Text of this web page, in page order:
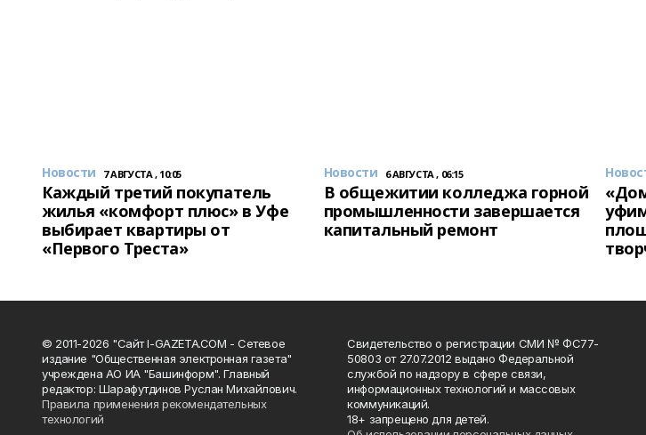
Новости 7 АВГУСТА , 10:05
Каждый третий покупатель
жилья «комфорт плюс» в Уфе
выбирает квартиры от
«Первого Треста»
Новости 6 АВГУСТА , 06:15
В общежитии колледжа горной
промышленности завершается
капитальный ремонт
© 2011-2026 "Сайт I-GAZETA.COM - Сетевое
издание "Общественная электронная газета"
учреждена АО ИА "Башинформ". Главный
редактор: Шарафутдинов Руслан Михайлович.
Правила применения рекомендательных
технологий
Свидетельство о регистрации СМИ № ФС77-
50803 от 27.07.2012 выдано Федеральной
службой по надзору в сфере связи,
информационных технологий и массовых
коммуникаций.
18+ запрещено для детей.